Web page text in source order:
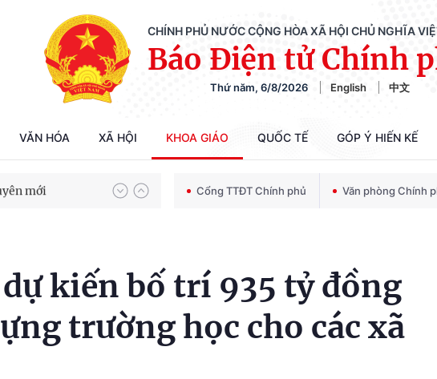
CHÍNH PHỦ NƯỚC CỘNG HÒA XÃ HỘI CHỦ NGHĨA
Báo Điện tử Chính
Thứ năm, 6/8/2026 English 中文
VĂN HÓA XÃ HỘI KHOA GIÁO QUỐC TẾ GÓP Ý HIẾN KẾ
Chiến dịch 500 ngày đêm tìm kiếm, quy tập và xác định danh tính hài cốt liệt sĩ
lược, lâu dài
mới Cổng TTĐT Chính phủ Văn phòng Chính
kiến bố trí 935 tỷ đồng
trường học cho các xã